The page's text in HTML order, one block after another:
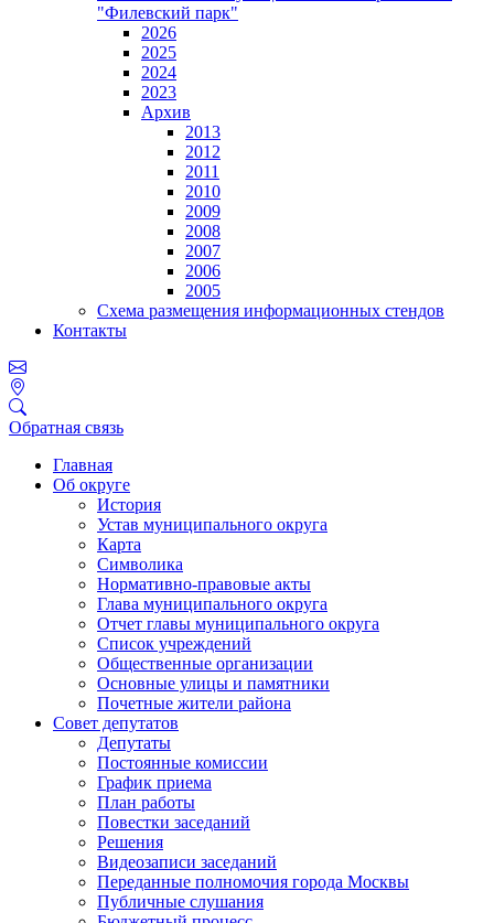
"Филевский парк"
2026
2025
2024
2023
Архив
2013
2012
2011
2010
2009
2008
2007
2006
2005
Схема размещения информационных стендов
Контакты
Обратная связь
Главная
Об округе
История
Устав муниципального округа
Карта
Символика
Нормативно-правовые акты
Глава муниципального округа
Отчет главы муниципального округа
Список учреждений
Общественные организации
Основные улицы и памятники
Почетные жители района
Совет депутатов
Депутаты
Постоянные комиссии
График приема
План работы
Повестки заседаний
Решения
Видеозаписи заседаний
Переданные полномочия города Москвы
Публичные слушания